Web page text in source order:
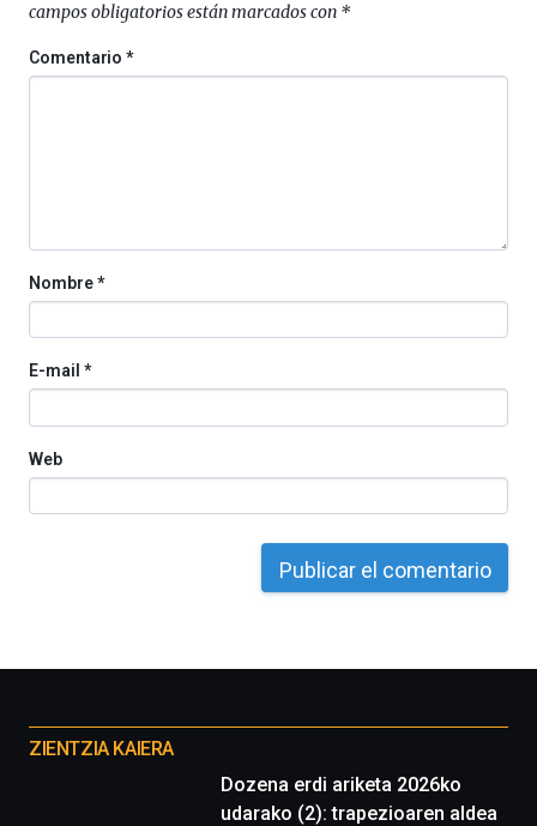
4
de
campos obligatorios están marcados con *
Comentario*
Nombre*
E-mail *
Web
proyectos
ZIENTZIA KAIERA
Dozena erdi ariketa 2026ko
udarako (2): trapezioaren aldea